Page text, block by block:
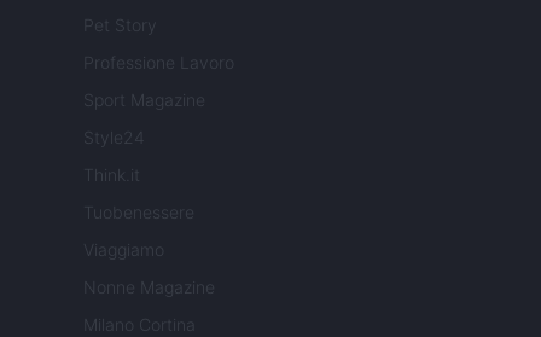
Pet Story
Professione Lavoro
Sport Magazine
Style24
Think.it
Tuobenessere
Viaggiamo
Nonne Magazine
Milano Cortina